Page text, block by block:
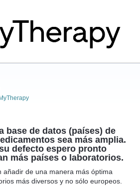
base de datos (países) de
sea más amplia.
defecto espero pronto
más países o laboratorios.
añadir de una manera más óptima
más diversos y no sólo europeos.